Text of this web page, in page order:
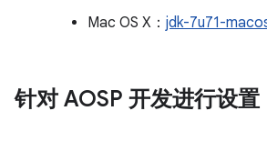
Mac OS X： jdk-7u71-
针对 AOSP 开发进行设置